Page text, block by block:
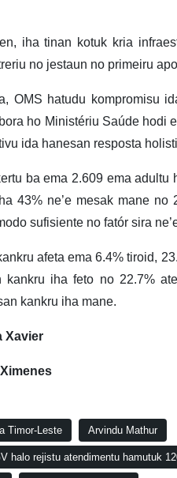
iha tinan kotuk kria
no jestaun no primeiru
OMS hatudu kompromisu
ho Ministériu Saúde hodi
ida hanesan resposta
ba ema 2.609 ema adultu
43% ne’e mesak mane
sufisiente no fatór sira
afeta ema 6.4% tiroid,
kankru iha feto no 22.7%
kankru iha mane.
Xavier
Timor-Leste Arvindu Mathur
halo rejistu atendimentu hamutuk